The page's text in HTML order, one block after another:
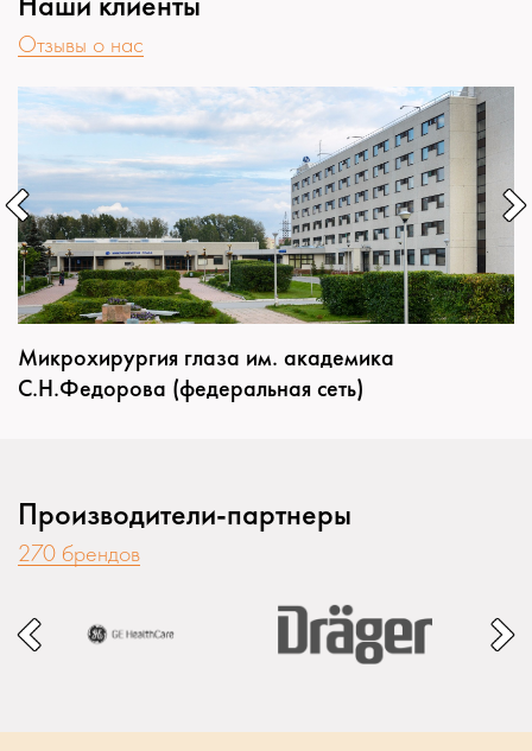
Отзывы о нас
Микрохирургия глаза им. академика
С.Н.Федорова (федеральная сеть)
Производители-партнеры
270 брендов